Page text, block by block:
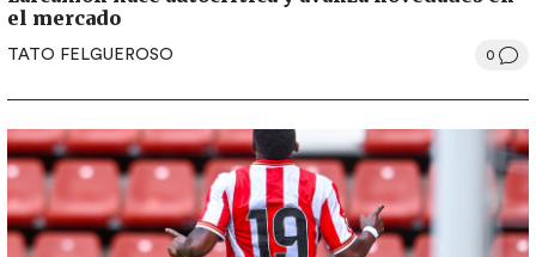
el mercado
TATO FELGUEROSO 0